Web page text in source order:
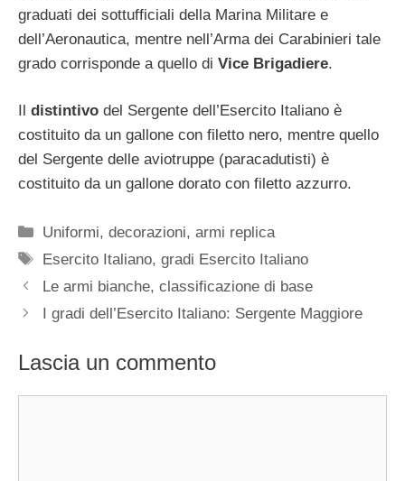
graduati dei sottufficiali della Marina Militare e
dell’Aeronautica, mentre nell’Arma dei Carabinieri tale
grado corrisponde a quello di Vice Brigadiere.
distintivo del Sergente dell’Esercito Italiano è
costituito da un gallone con filetto nero, mentre quello
del Sergente delle aviotruppe (paracadutisti) è
costituito da un gallone dorato con filetto azzurro.
Categorie
Uniformi, decorazioni, armi replica
Tag
Esercito Italiano,gradi Esercito Italiano
Le armi bianche, classificazione di base
I gradi dell’Esercito Italiano: Sergente Maggiore
Lascia un commento